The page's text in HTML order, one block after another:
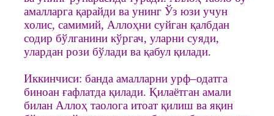
амалларга қарайди ва унинг Ўз юзи учун
холис, самимий, Аллоҳни суйган қалбдан
содир бўлганини кўргач, уларни суяди,
улардан рози бўлади ва қабул қилади.
Иккинчиси: банда амалларни урф–одатга
биноан ғафлатда қилади. Қилаётган амали
билан Аллоҳ таолога итоат қилиш ва яқин